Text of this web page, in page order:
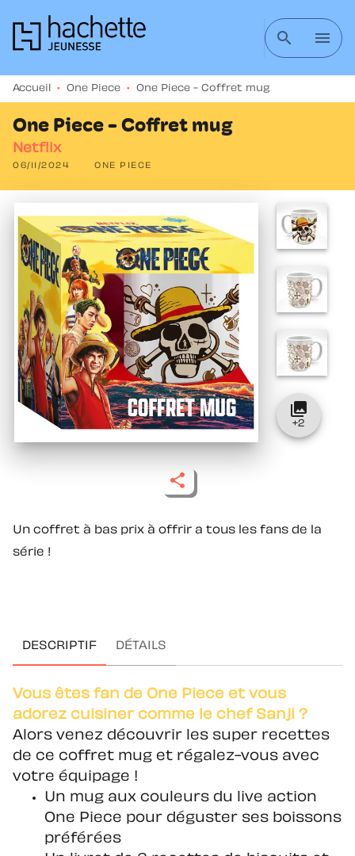
MENU RECHERCHE CONTENU
search menu
Accueil • One Piece • One Piece - Coffret mug
One Piece - Coffret mug
Netflix
06/11/2024 ONE PIECE
Un coffret à bas prix à offrir a tous les fans de la
série !
collections
+2
DESCRIPTIF DÉTAILS
Vous êtes fan de One Piece et vous
adorez cuisiner comme le chef Sanji ?
Alors venez découvrir les super recettes
de ce coffret mug et régalez-vous avec
votre équipage !
Un mug aux couleurs du live action
One Piece pour déguster ses boissons
préférées